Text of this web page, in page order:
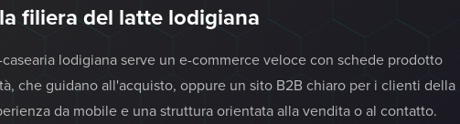
filiera del latte lodigiana
lodigiana serve un e-commerce veloce con schede prodotto
che guidano all'acquisto, oppure un sito B2B chiaro per i clienti della
da mobile e una struttura orientata alla vendita o al contatto.